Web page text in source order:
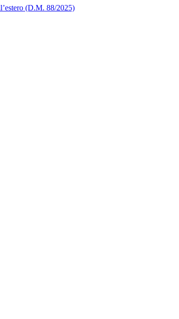
(D.M. 88/2025)